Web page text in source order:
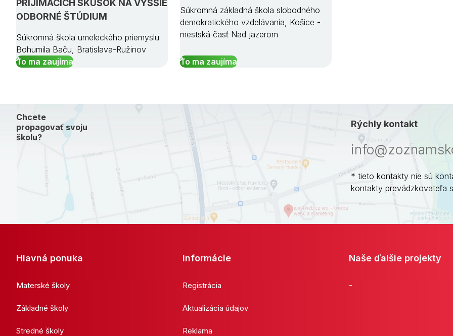
PRIJÍMACÍCH SKÚŠOK NA VYŠŠIE
ODBORNÉ ŠTÚDIUM
Súkromná škola umeleckého priemyslu
Bohumila Baču, Bratislava-Ružinov
To ma zaujíma
Súkromná základná škola slobodného
demokratického vzdelávania, Košice -
mestská časť Nad jazerom
To ma zaujíma
Chcete
propagovať svoju
školu?
Rýchly kontakt
* tieto kontakty nie sú
kontakty prevádzkovateľa
Hlavná ponuka
Materské školy
Základné školy
Stredné školy
Informácie
Registrácia
Aktualizácia údajov
Reklama
Naše ďalšie projekty
-